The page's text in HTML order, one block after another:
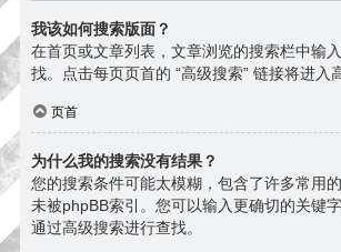
我该如何搜索版面？
在首页或文章列表，文章浏览的搜索栏中输
找。点击每页页首的 “高级搜索” 链接将进入
页首
为什么我的搜索没有结果？
您的搜索条件可能太模糊，包含了许多常用
未被phpBB索引。您可以输入更确切的关键
通过高级搜索进行查找。